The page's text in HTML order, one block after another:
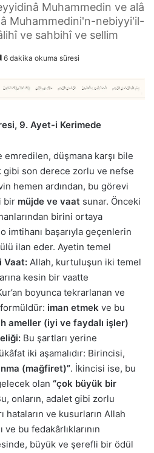
Muhammedin ve alâ
Muhammedini'n-nebiyyi'il-
ve sahbihî ve sellim
6 dakika okuma süresi
9. Ayet-i Kerimede
düşmana karşı bile
gibi son derece zorlu ve nefse
hemen ardından, bu görevi
bir müjde ve vaat sunar. Önceki
birini ortaya
imtihanı başarıyla geçenlerin
ilan eder. Ayetin temel
Vaat: Allah, kurtuluşun iki temel
kesin bir vaatte
boyunca tekrarlanan ve
iman etmek ve bu
ameller (iyi ve faydalı işler)
Bu şartları yerine
iki aşamalıdır: Birincisi,
(mağfiret)”. İkincisi ise, bu
olan “çok büyük bir
onların, adalet gibi zorlu
hataların ve kusurların Allah
ve bu fedakârlıklarının
büyük ve şerefli bir ödül